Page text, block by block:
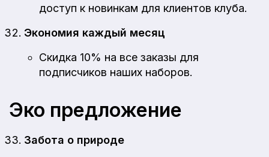
доступ к новинкам для клиентов клуба.
Экономия каждый месяц
Скидка 10% на все заказы для
подписчиков наших наборов.
Эко предложение
Забота о природе